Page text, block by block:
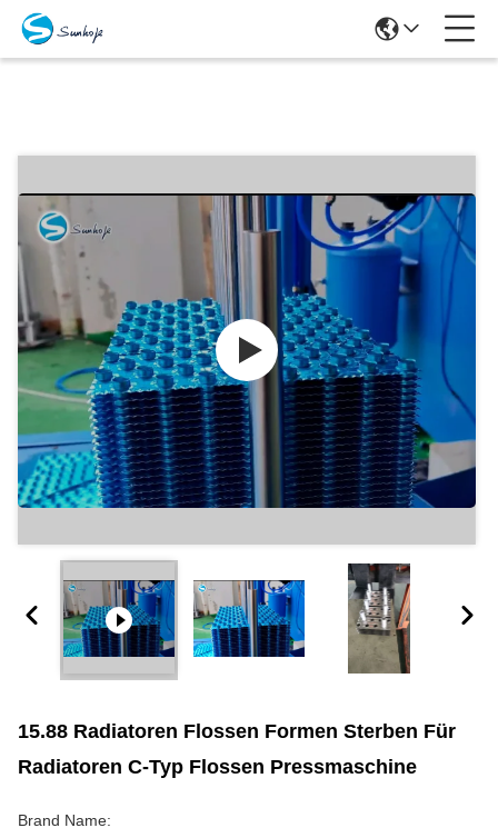
15.88 Radiatoren Flossen Formen Sterben Für
Radiatoren C-Typ Flossen Pressmaschine
Brand Name: